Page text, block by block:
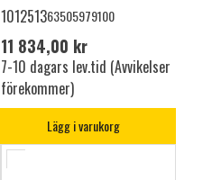
101251363505979100
11 834,00 kr
7-10 dagars lev.tid (Avvikelser
förekommer)
Lägg i varukorg